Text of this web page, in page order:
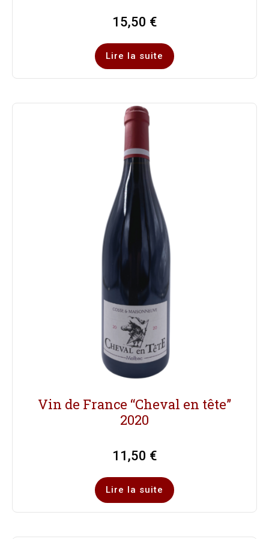
15,50 €
Lire la suite
Vin de France “Cheval en tête”
2020
11,50 €
Lire la suite